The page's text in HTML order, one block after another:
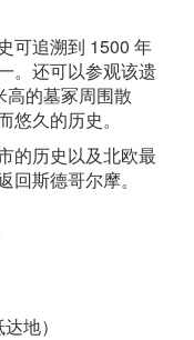
可追溯到 1500 年
。还可以参观该遗
高的墓冢周围散
久的历史。
的历史以及北欧最
斯德哥尔摩。
地）